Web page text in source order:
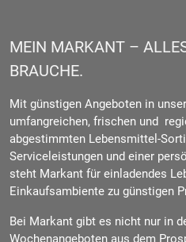
MEIN MARKANT –
BRAUCHE.
Mit günstigen Angeboten in
umfangreichen, frischen und
abgestimmten Lebensmittel-
Serviceleistungen und einer
steht Markant für einladendes
Einkaufsambiente zu günstigen
Bei Markant gibt es nicht nur in
Wochenangeboten aus dem